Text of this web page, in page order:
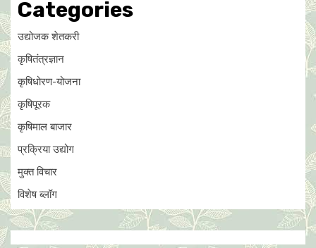
Categories
उद्योजक शेतकरी
कृषितंत्रज्ञान
कृषिधोरण-योजना
कृषिपूरक
कृषिमाल बाजार
प्रक्रिया उद्योग
मुक्त विचार
विशेष ब्लॉग